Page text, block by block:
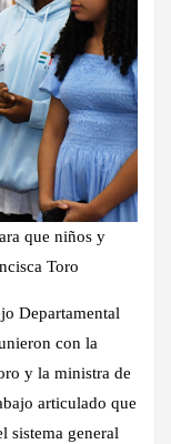
que niños y
Toro
Departamental
con la
y la ministra de
articulado que
sistema general